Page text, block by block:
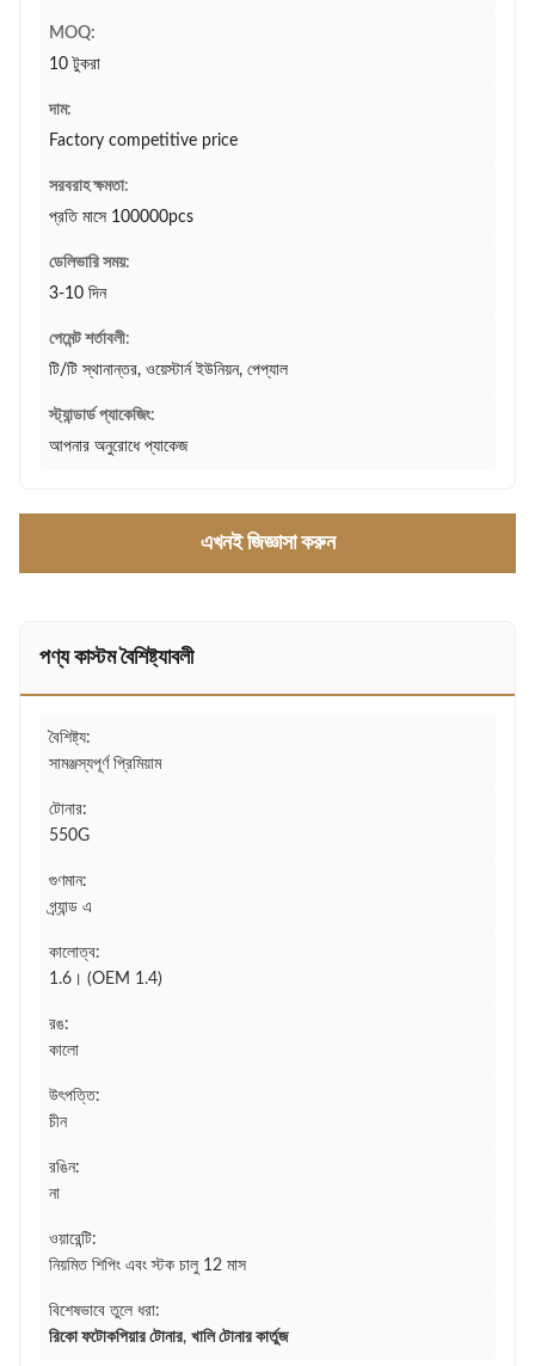
MOQ:
10 টুকরা
দাম:
Factory competitive price
সরবরাহ ক্ষমতা:
প্রতি মাসে 100000pcs
ডেলিভারি সময়:
3-10 দিন
পেমেন্ট শর্তাবলী:
টি/টি স্থানান্তর, ওয়েস্টার্ন ইউনিয়ন, পেপ্যাল
স্ট্যান্ডার্ড প্যাকেজিং:
আপনার অনুরোধে প্যাকেজ
এখনই জিজ্ঞাসা করুন
পণ্য কাস্টম বৈশিষ্ট্যাবলী
বৈশিষ্ট্য:
সামঞ্জস্যপূর্ণ প্রিমিয়াম
টোনার:
550G
গুণমান:
গ্র্যান্ড এ
কালোত্ব:
1.6। (OEM 1.4)
রঙ:
কালো
উৎপত্তি:
চীন
রঙিন:
না
ওয়ারেন্টি:
নিয়মিত শিপিং এবং স্টক চালু 12 মাস
বিশেষভাবে তুলে ধরা:
রিকো ফটোকপিয়ার টোনার, খালি টোনার কার্তুজ